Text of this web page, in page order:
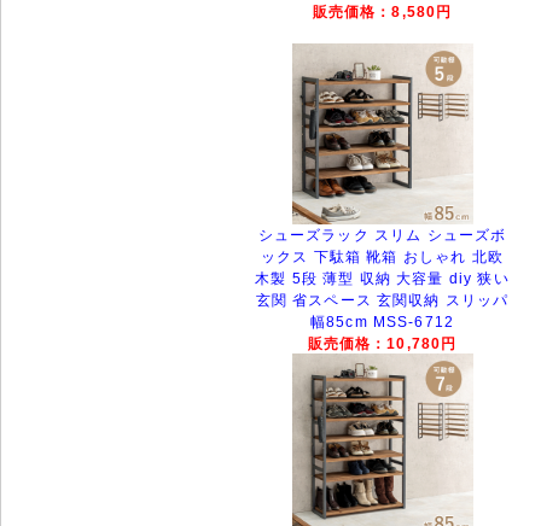
販売価格：8,580円
シューズラック スリム シューズボ
ックス 下駄箱 靴箱 おしゃれ 北欧
木製 5段 薄型 収納 大容量 diy 狭い
玄関 省スペース 玄関収納 スリッパ
幅85cm MSS-6712
販売価格：10,780円